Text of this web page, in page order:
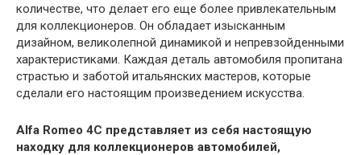
количестве, что делает его еще более привлекательным
для коллекционеров. Он обладает изысканным
дизайном, великолепной динамикой и непревзойденными
характеристиками. Каждая деталь автомобиля пропитана
страстью и заботой итальянских мастеров, которые
сделали его настоящим произведением искусства.
Alfa Romeo 4C представляет из себя настоящую
находку для коллекционеров автомобилей,